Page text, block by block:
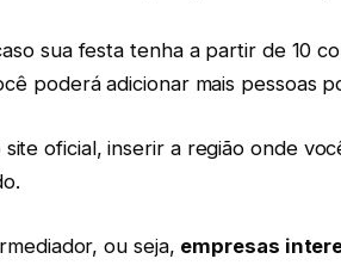
sua festa tenha a partir de 10
poderá adicionar mais pessoas
oficial, inserir a região onde
ou seja, empresas